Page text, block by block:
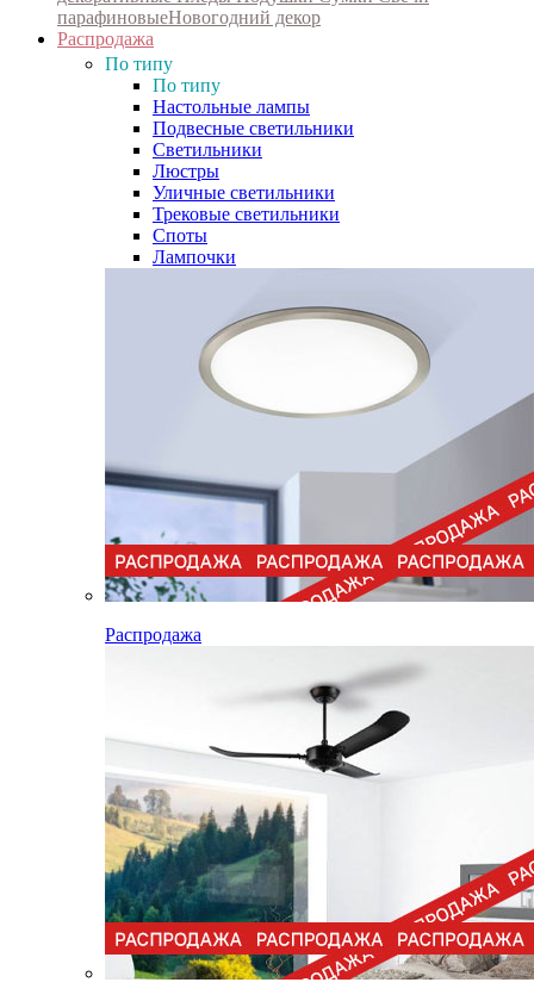
парафиновыеНовогодний декор
Распродажа
По типу
По типу
Настольные лампы
Подвесные светильники
Светильники
Люстры
Уличные светильники
Трековые светильники
Споты
Лампочки
Распродажа